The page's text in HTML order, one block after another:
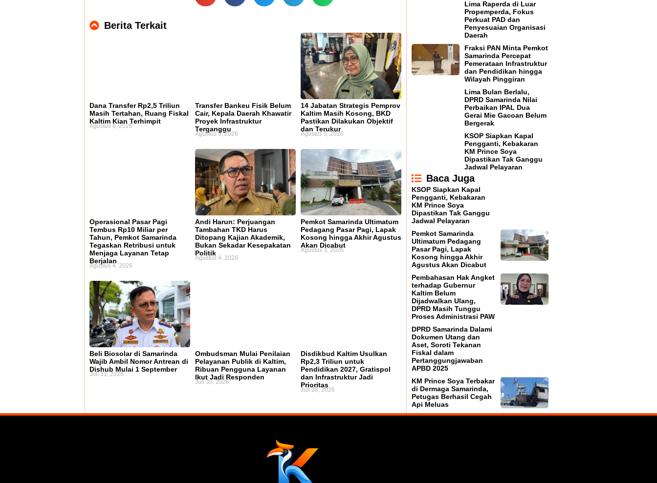
Berita Terkait
Dana Transfer Rp2,5 Triliun
Masih Tertahan, Ruang Fiskal
Kaltim Kian Terhimpit
Agustus 6, 2026
Transfer Bankeu Fisik Belum
Cair, Kepala Daerah Khawatir
Proyek Infrastruktur
Terganggu
Agustus 5, 2026
14 Jabatan Strategis Pemprov
Kaltim Masih Kosong, BKD
Pastikan Dilakukan Objektif
dan Terukur
Agustus 5, 2026
Operasional Pasar Pagi
Tembus Rp10 Miliar per
Tahun, Pemkot Samarinda
Tegaskan Retribusi untuk
Menjaga Layanan Tetap
Berjalan
Agustus 4, 2026
Andi Harun: Perjuangan
Tambahan TKD Harus
Ditopang Kajian Akademik,
Bukan Sekadar Kesepakatan
Politik
Agustus 4, 2026
Pemkot Samarinda Ultimatum
Pedagang Pasar Pagi, Lapak
Kosong hingga Akhir Agustus
Akan Dicabut
Agustus 3, 2026
Beli Biosolar di Samarinda
Wajib Ambil Nomor Antrean di
Dishub Mulai 1 September
Juli 31, 2026
Ombudsman Mulai Penilaian
Pelayanan Publik di Kaltim,
Ribuan Pengguna Layanan
Ikut Jadi Responden
Juli 30, 2026
Disdikbud Kaltim Usulkan
Rp2,3 Triliun untuk
Pendidikan 2027, Gratispol
dan Infrastruktur Jadi
Prioritas
Juli 28, 2026
Lima Raperda di Luar
Propemperda, Fokus
Perkuat PAD dan
Penyesuaian Organisasi
Daerah
Fraksi PAN Minta Pemkot
Samarinda Percepat
Pemerataan Infrastruktur
dan Pendidikan hingga
Wilayah Pinggiran
Lima Bulan Berlalu,
DPRD Samarinda Nilai
Perbaikan IPAL Dua
Gerai Mie Gacoan Belum
Bergerak
KSOP Siapkan Kapal
Pengganti, Kebakaran
KM Prince Soya
Dipastikan Tak Ganggu
Jadwal Pelayaran
Baca Juga
KSOP Siapkan Kapal
Pengganti, Kebakaran
KM Prince Soya
Dipastikan Tak Ganggu
Jadwal Pelayaran
Pemkot Samarinda
Ultimatum Pedagang
Pasar Pagi, Lapak
Kosong hingga Akhir
Agustus Akan Dicabut
Pembahasan Hak Angket
terhadap Gubernur
Kaltim Belum
Dijadwalkan Ulang,
DPRD Masih Tunggu
Proses Administrasi PAW
DPRD Samarinda Dalami
Dokumen Utang dan
Aset, Soroti Tekanan
Fiskal dalam
Pertanggungjawaban
APBD 2025
KM Prince Soya Terbakar
di Dermaga Samarinda,
Petugas Berhasil Cegah
Api Meluas